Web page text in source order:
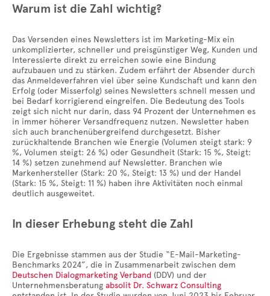
Warum ist die Zahl wichtig?
Das Versenden eines Newsletters ist im Marketing-Mix ein
unkomplizierter, schneller und preisgünstiger Weg, Kunden und
Interessierte direkt zu erreichen sowie eine Bindung
aufzubauen und zu stärken. Zudem erfährt der Absender durch
das Anmeldeverfahren viel über seine Kundschaft und kann den
Erfolg (oder Misserfolg) seines Newsletters schnell messen und
bei Bedarf korrigierend eingreifen. Die Bedeutung des Tools
zeigt sich nicht nur darin, dass 94 Prozent der Unternehmen es
in immer höherer Versandfrequenz nutzen. Newsletter haben
sich auch branchenübergreifend durchgesetzt. Bisher
zurückhaltende Branchen wie Energie (Volumen steigt stark: 9
%, Volumen steigt: 26 %) oder Gesundheit (Stark: 15 %, Steigt:
14 %) setzen zunehmend auf Newsletter. Branchen wie
Markenhersteller (Stark: 20 %, Steigt: 13 %) und der Handel
(Stark: 15 %, Steigt: 11 %) haben ihre Aktivitäten noch einmal
deutlich ausgeweitet.
In dieser Erhebung steht die Zahl
Die Ergebnisse stammen aus der Studie “E-Mail-Marketing-
Benchmarks 2024”, die in Zusammenarbeit zwischen dem
Deutschen Dialogmarketing Verband (DDV) und der
Unternehmensberatung absolit Dr. Schwarz Consulting